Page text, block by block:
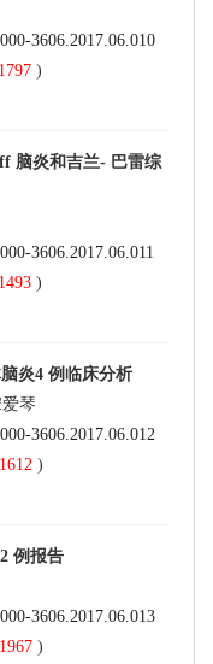
3606.2017.06.010
1797 )
脑炎和吉兰- 巴雷综
3606.2017.06.011
1493 )
炎4 例临床分析
琴
3606.2017.06.012
1612 )
例报告
3606.2017.06.013
1967 )